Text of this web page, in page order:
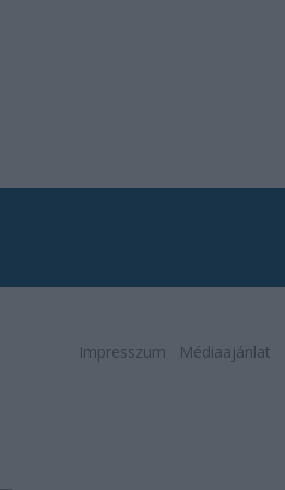
Impresszum Médiaajánlat